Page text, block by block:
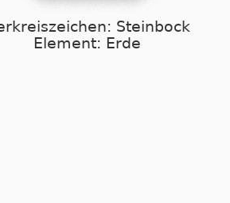
Steinbock
Element: Erde